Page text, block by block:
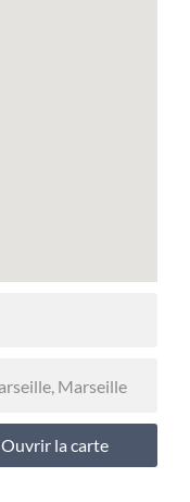
Ouvrir la carte